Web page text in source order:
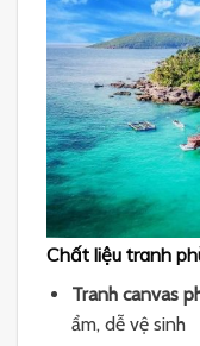
Chất liệu tranh
Tranh canvas
ẩm, dễ vệ sinh